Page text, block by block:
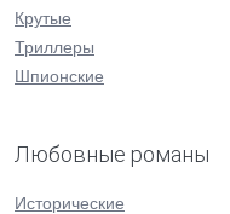
Крутые
Триллеры
Шпионские
Любовные романы
Исторические